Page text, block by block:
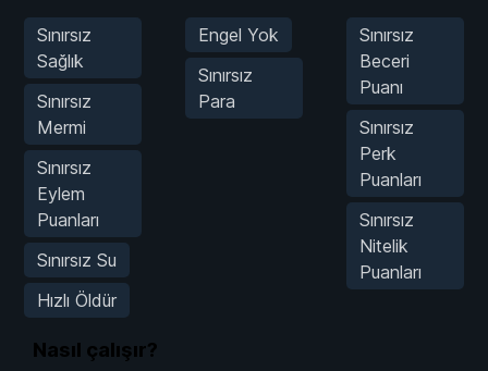
Sınırsız
Sağlık
Sınırsız
Mermi
Sınırsız
Eylem
Puanları
Sınırsız Su
Hızlı Öldür
Engel Yok
Sınırsız
Para
Sınırsız
Beceri
Puanı
Sınırsız
Perk
Puanları
Sınırsız
Nitelik
Puanları
Nasıl çalışır?